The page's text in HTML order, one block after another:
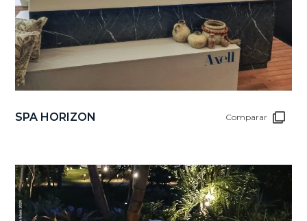
SPA HORIZON Comparar